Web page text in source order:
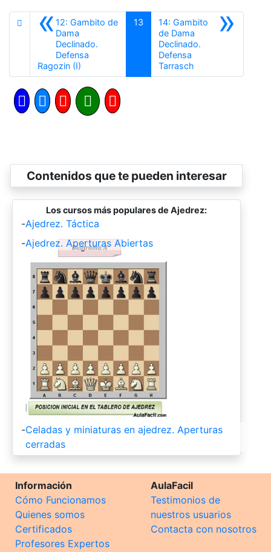
«12: Gambito de
Dama
Declinado.
Defensa
Ragozin (I)
13 »
14: Gambito
de Dama
Declinado.
Defensa
TarraschSiguiente
Contenidos que te pueden interesar
Los cursos más populares de Ajedrez:
-Ajedrez. Táctica
-Ajedrez. Aperturas Abiertas
-Celadas y miniaturas en ajedrez. Aperturas
cerradas
Información
Cómo Funcionamos
Quienes somos
Certificados
Profesores Expertos
AulaFacil
Testimonios de
nuestros usuarios
Contacta con nosotros